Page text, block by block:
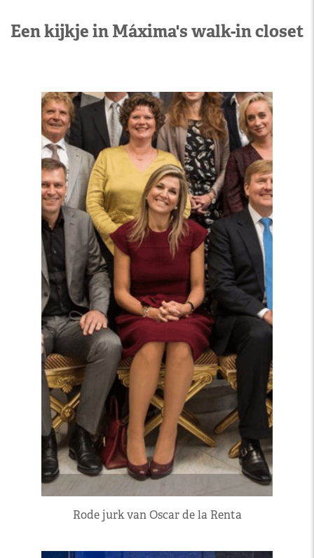
Een kijkje in Máxima's walk-in closet
Rode jurk van Oscar de la Renta